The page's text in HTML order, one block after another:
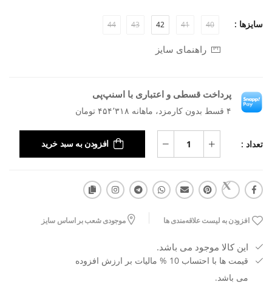
سایزها : 40
41
42
43
44
راهنمای سایز
پرداخت قسطی و اعتباری با اسنپ‌پی
۴ قسط بدون کارمزد، ماهانه ۴۵۴٬۳۱۸ تومان
تعداد : افزودن به سبد خرید
افزودن به لیست علاقه‌مندی ها موجودی شعب بر اساس سایز
این کالا موجود می باشد.
قیمت ها با احتساب 10 % مالیات بر ارزش افزوده
می باشد.